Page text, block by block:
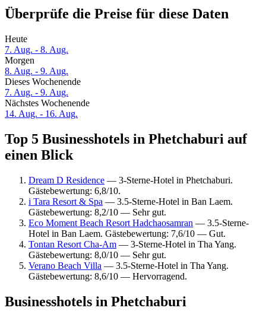
Überprüfe die Preise für diese Daten
Heute
7. Aug. - 8. Aug.
Morgen
8. Aug. - 9. Aug.
Dieses Wochenende
7. Aug. - 9. Aug.
Nächstes Wochenende
14. Aug. - 16. Aug.
Top 5 Businesshotels in Phetchaburi auf
einen Blick
Dream D Residence — 3-Sterne-Hotel in Phetchaburi.
Gästebewertung: 6,8/10.
i Tara Resort & Spa — 3.5-Sterne-Hotel in Ban Laem.
Gästebewertung: 8,2/10 — Sehr gut.
Eco Moment Beach Resort Hadchaosamran — 3.5-Sterne-
Hotel in Ban Laem. Gästebewertung: 7,6/10 — Gut.
Tontan Resort Cha-Am — 3-Sterne-Hotel in Tha Yang.
Gästebewertung: 8,0/10 — Sehr gut.
Verano Beach Villa — 3.5-Sterne-Hotel in Tha Yang.
Gästebewertung: 8,6/10 — Hervorragend.
Businesshotels in Phetchaburi